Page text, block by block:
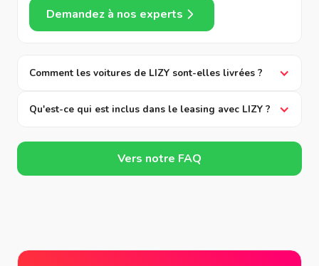
Demandez à nos experts
Comment les voitures de LIZY sont-elles livrées ?
Qu'est-ce qui est inclus dans le leasing avec LIZY ?
Vers notre FAQ